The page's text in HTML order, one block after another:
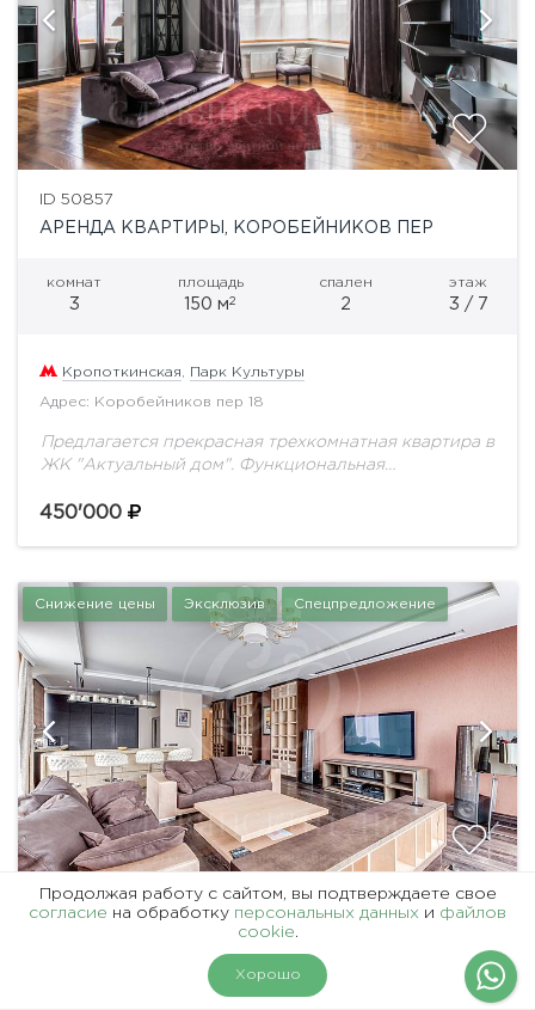
На карте
ID 50857
АРЕНДА КВАРТИРЫ, КОРОБЕЙНИКОВ ПЕР
комнат
3
площадь
150 м2
спален
2
этаж
3 / 7
Кропоткинская, Парк Культуры
Адрес: Коробейников пер 18
Предлагается прекрасная трехкомнатная квартира в
ЖК "Актуальный дом". Функциональная
кабинета, кухня, две спальни, одна из которых с
450'000
Снижение цены Эксклюзив Спецпредложение
ID 8539
ЛУЧШАЯ КВАРТИРА ОСТОЖЕНКИ
площадь спален этаж
Продолжая работу с сайтом, вы подтверждаете свое
согласие на обработку персональных данных и файлов
cookie.
Хорошо